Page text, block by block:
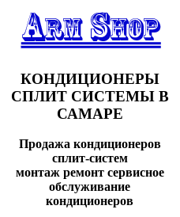
КОНДИЦИОНЕРЫ
СПЛИТ СИСТЕМЫ В
САМАРЕ
Продажа кондиционеров
сплит-систем
монтаж ремонт сервисное
обслуживание
кондиционеров